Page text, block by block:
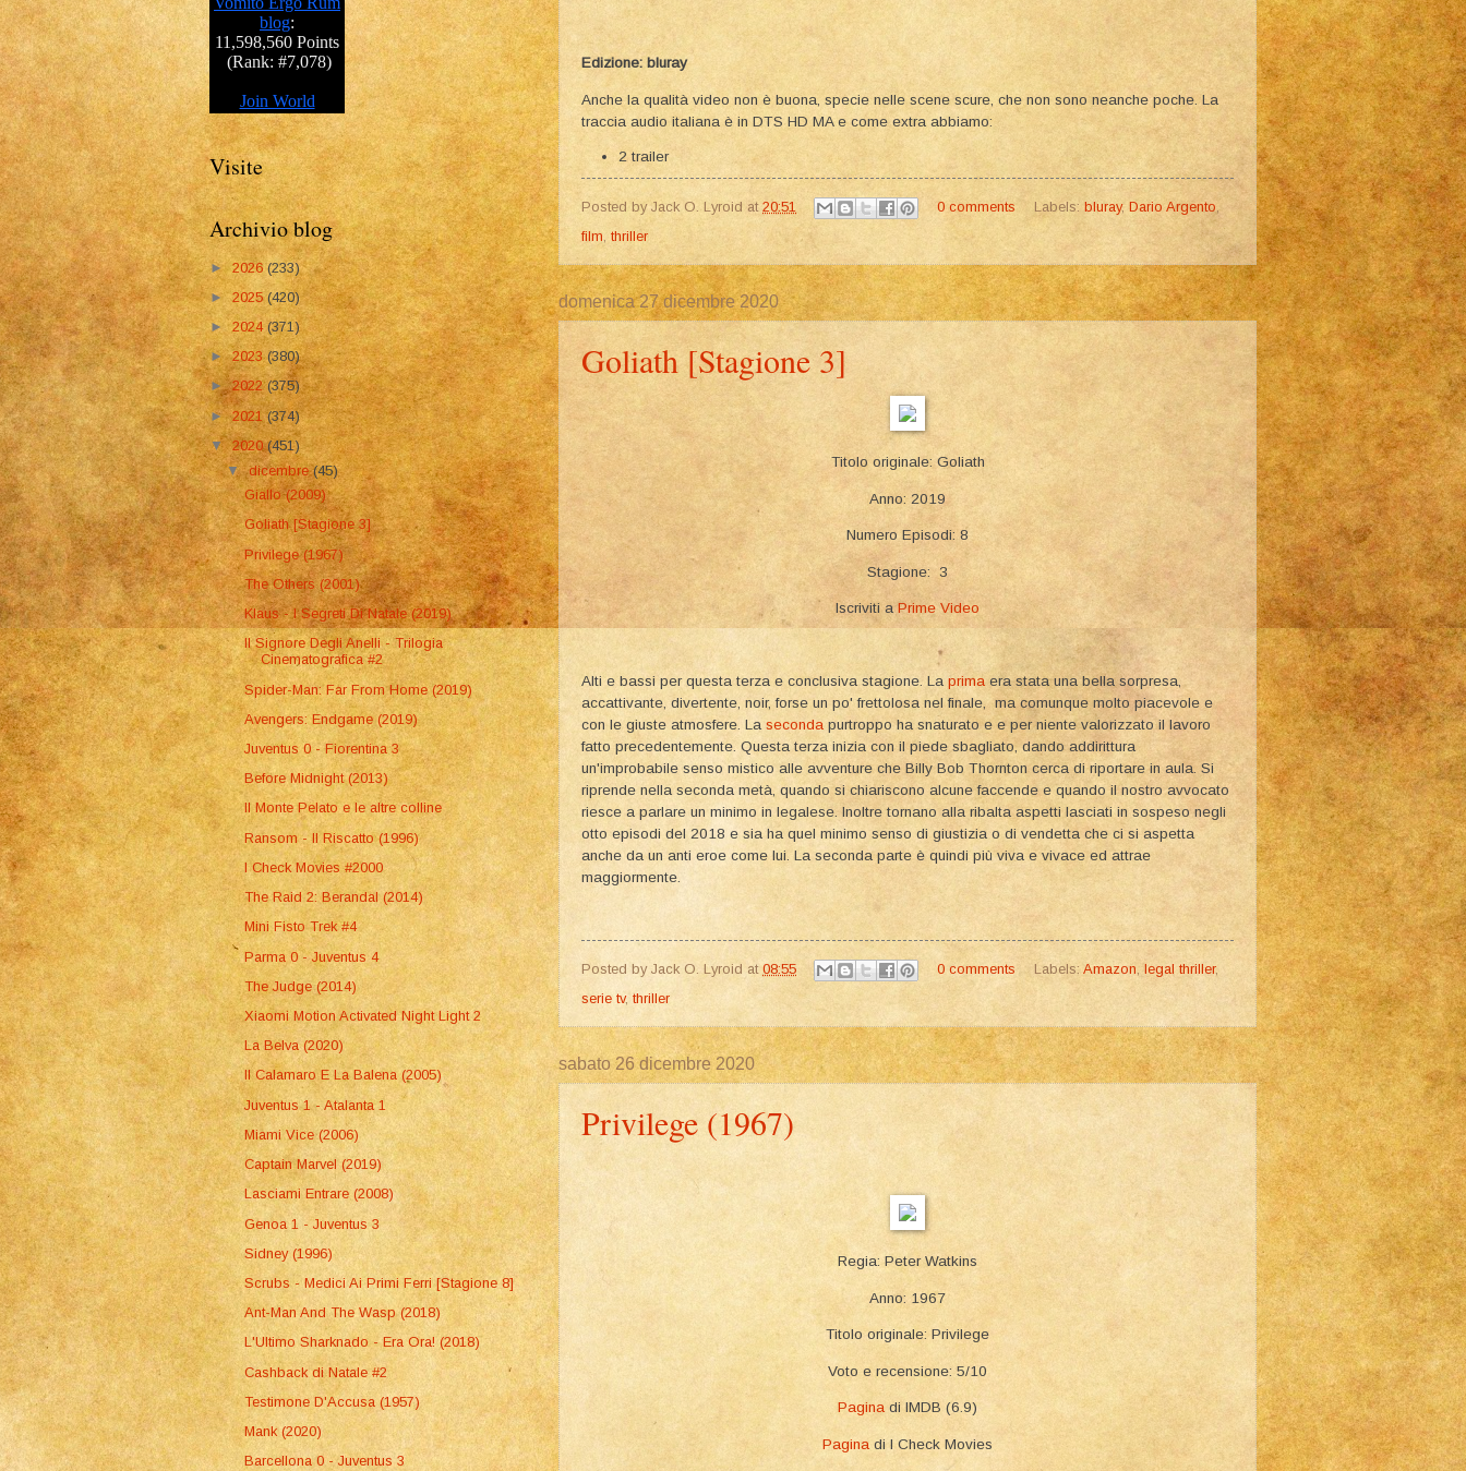
Edizione: bluray
Anche la qualità video non è buona, specie nelle scene scure, che non sono neanche poche. La
traccia audio italiana è in DTS HD MA e come extra abbiamo:
2 trailer
Posted byJack O. Lyroid at 20:51 0 comments Labels: bluray, Dario Argento
film thriller
domenica 27 dicembre 2020
Goliath [Stagione 3]
Titolo originale: Goliath
Anno: 2019
Numero Episodi: 8
Stagione: 3
Iscriviti a Prime Video
Alti e bassi per questa terza e conclusiva stagione. La prima era stata una bella sorpresa,
accattivante, divertente, noir, forse un po' frettolosa nel finale, ma comunque molto piacevole e
con le giuste atmosfere. La seconda purtroppo ha snaturato e e per niente valorizzato il lavoro
fatto precedentemente. Questa terza inizia con il piede sbagliato, dando addirittura
un'improbabile senso mistico alle avventure che Billy Bob Thornton cerca di riportare in aula. Si
riprende nella seconda metà, quando si chiariscono alcune faccende e quando il nostro avvocato
riesce a parlare un minimo in legalese. Inoltre tornano alla ribalta aspetti lasciati in sospeso negli
otto episodi del 2018 e sia ha quel minimo senso di giustizia o di vendetta che ci si aspetta
anche da un anti eroe come lui. La seconda parte è quindi più viva e vivace ed attrae
maggiormente.
Posted by Jack O. Lyroid at 08:55 0 comments Labels: Amazon ,legal thriller,
serie tv, thriller
sabato 26 dicembre 2020
Privilege (1967)
Regia: Peter Watkins
Anno: 1967
Titolo originale: Privilege
Voto e recensione: 5/10
Pagina di IMDB (6.9)
Pagina di I Check Movies
Visite
Archivio blog
► 2026(233)
►2025(420)
►2024 (371)
►2023(380)
►2022 (375)
►2021(374)
▼2020(451)
▼dicembre(45)
Giallo (2009)
Goliath [Stagione 3]
Privilege (1967)
The Others (2001)
Klaus - I Segreti Di Natale (2019)
Il Signore Degli Anelli - Trilogia
Cinematografica #2
Spider-Man: Far From Home (2019)
Avengers: Endgame (2019)
Juventus 0 - Fiorentina 3
Before Midnight (2013)
Il Monte Pelato e le altre colline
Ransom - Il Riscatto (1996)
I Check Movies #2000
The Raid 2: Berandal (2014)
Mini Fisto Trek #4
Parma 0 - Juventus 4
The Judge (2014)
Xiaomi Motion Activated Night Light 2
La Belva (2020)
Il Calamaro E La Balena (2005)
Juventus 1 - Atalanta 1
Miami Vice (2006)
Captain Marvel (2019)
Lasciami Entrare (2008)
Genoa 1 - Juventus 3
Sidney (1996)
Scrubs - Medici Ai Primi Ferri [Stagione 8]
Ant-Man And The Wasp (2018)
L'Ultimo Sharknado - Era Ora! (2018)
Cashback di Natale #2
Testimone D'Accusa (1957)
Mank (2020)
Barcellona 0 - Juventus 3